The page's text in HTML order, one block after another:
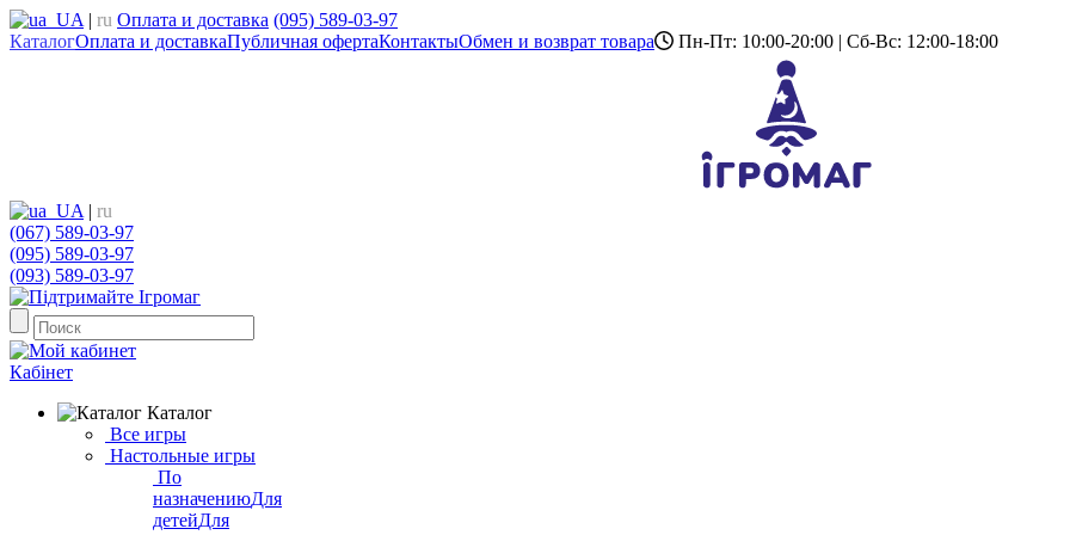
UA | ru Оплата и доставка (095) 589-03-97
КаталогОплата и доставкаПубличная офертаКонтактыОбмен и возврат товара Пн-Пт: 10:00-20:00 | Сб-Вс: 12:00-18:00
UA | ru
(067) 589-03-97
(095) 589-03-97
(093) 589-03-97
Кабінет
Каталог
Все игры
Настольные игры
По
назначениюДля
детейДля